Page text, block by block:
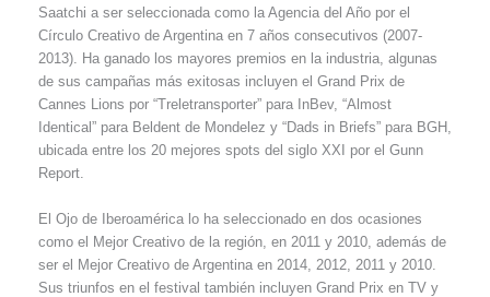
Saatchi a ser seleccionada como la Agencia del Año por el
Círculo Creativo de Argentina en 7 años consecutivos (2007-
2013). Ha ganado los mayores premios en la industria, algunas
de sus campañas más exitosas incluyen el Grand Prix de
Cannes Lions por “Treletransporter” para InBev, “Almost
Identical” para Beldent de Mondelez y “Dads in Briefs” para BGH,
ubicada entre los 20 mejores spots del siglo XXI por el Gunn
Report.
El Ojo de Iberoamérica lo ha seleccionado en dos ocasiones
como el Mejor Creativo de la región, en 2011 y 2010, además de
ser el Mejor Creativo de Argentina en 2014, 2012, 2011 y 2010.
Sus triunfos en el festival también incluyen Grand Prix en TV y